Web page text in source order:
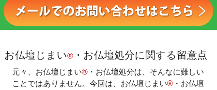
お仏壇じまい®・お仏壇処分に関する留意点
元々、お仏壇じまい®・お仏壇処分は、そんなに難しい
ことではありません。今回は、お仏壇じまい®・お仏壇